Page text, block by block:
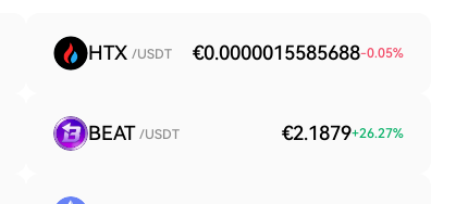
HTX /USDT €0.0000015585688-0.05%
BEAT /USDT €2.1879+26.27%